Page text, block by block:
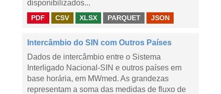
disponibilizados...
PDF CSV XLSX PARQUET JSON
Intercâmbio do SIN com Outros Países
Dados de intercâmbio entre o Sistema
Interligado Nacional-SIN e outros países em
base horária, em MWmed. As grandezas
representam a soma das medidas de fluxo de